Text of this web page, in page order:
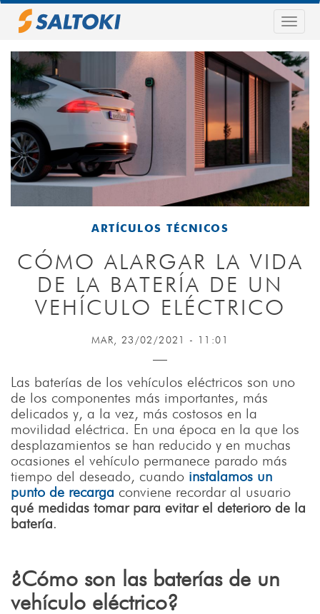
Pasar
principal
ARTÍCULOS TÉCNICOS
CÓMO ALARGAR LA VIDA
DE LA BATERÍA DE UN
VEHÍCULO ELÉCTRICO
MAR, 23/02/2021 - 11:01
Las baterías de los vehículos eléctricos son uno
de los componentes más importantes, más
delicados y, a la vez, más costosos en la
movilidad eléctrica. En una época en la que los
desplazamientos se han reducido y en muchas
ocasiones el vehículo permanece parado más
tiempo del deseado, cuando instalamos un
punto de recarga conviene recordar al usuario
qué medidas tomar para evitar el deterioro de la
batería.
¿Cómo son las baterías de un
vehículo eléctrico?